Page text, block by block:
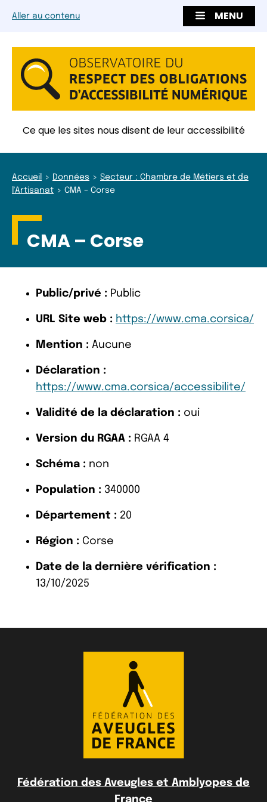
Aller au contenu MENU
Ce que les sites nous disent de leur accessibilité
Accueil Données
Secteur : Chambre de Métiers et de
l'Artisanat
CMA – Corse
CMA – Corse
Public/privé : Public
URL Site web : https://www.cma.corsica/
Mention : Aucune
Déclaration :
https://www.cma.corsica/accessibilite/
Validité de la déclaration : oui
Version du RGAA : RGAA 4
Schéma : non
Population : 340000
Département : 20
Région : Corse
Date de la dernière vérification :
13/10/2025
Fédération des Aveugles et Amblyopes de
France